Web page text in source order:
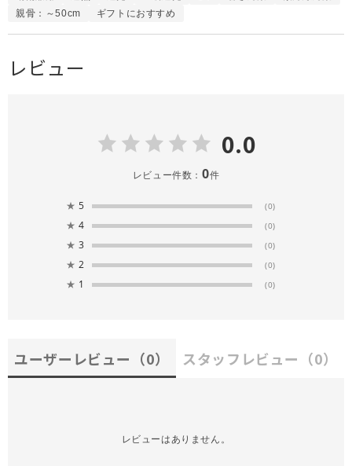
親骨：～50cm
ギフトにおすすめ
レビュー
0.0
レビュー件数： 0件
★ 5 (0)
★ 4 (0)
★ 3 (0)
★ 2 (0)
★ 1 (0)
ユーザーレビュー （0） スタッフレビュー （0）
レビューはありません。